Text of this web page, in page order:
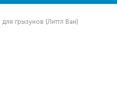
грызунов (Литтл Ван)